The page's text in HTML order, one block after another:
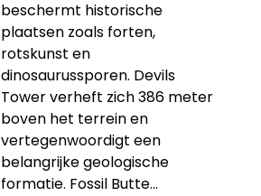
beschermt historische
plaatsen zoals forten,
rotskunst en
dinosaurussporen. Devils
Tower verheft zich 386 meter
boven het terrein en
vertegenwoordigt een
belangrijke geologische
formatie. Fossil Butte...